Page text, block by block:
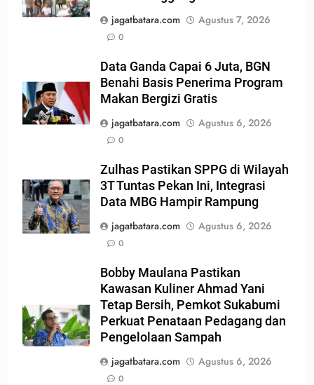
jagatbatara.com
Agustus 7, 2026
0
Data Ganda Capai 6 Juta, BGN
Benahi Basis Penerima Program
Makan Bergizi Gratis
jagatbatara.com
Agustus 6, 2026
0
Zulhas Pastikan SPPG di Wilayah
3T Tuntas Pekan Ini, Integrasi
Data MBG Hampir Rampung
jagatbatara.com
Agustus 6, 2026
0
Bobby Maulana Pastikan
Kawasan Kuliner Ahmad Yani
Tetap Bersih, Pemkot Sukabumi
Perkuat Penataan Pedagang dan
Pengelolaan Sampah
jagatbatara.com
Agustus 6, 2026
0